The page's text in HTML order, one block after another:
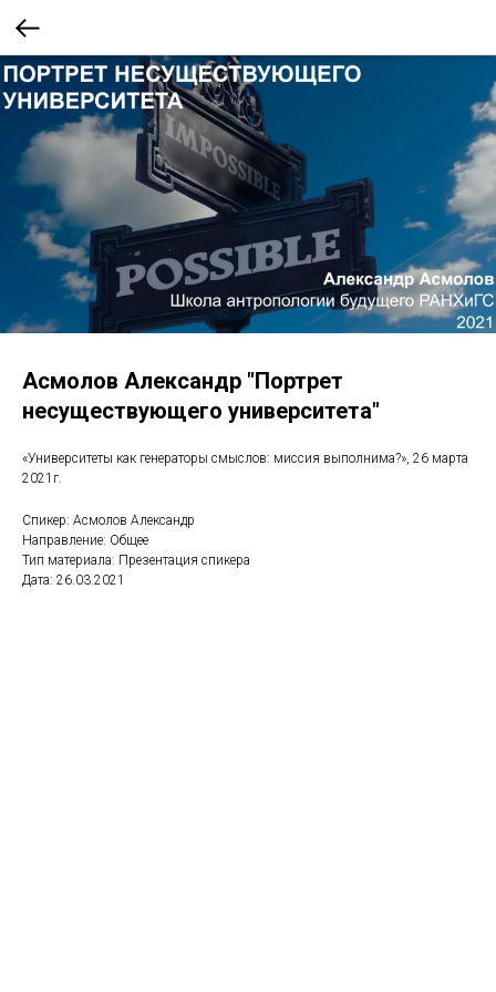
Асмолов Александр "Портрет
несуществующего университета"
«Университеты как генераторы смыслов: миссия выполнима?», 26 марта
2021г.
Спикер: Асмолов Александр
Направление: Общее
Тип материала: Презентация спикера
Дата: 26.03.2021